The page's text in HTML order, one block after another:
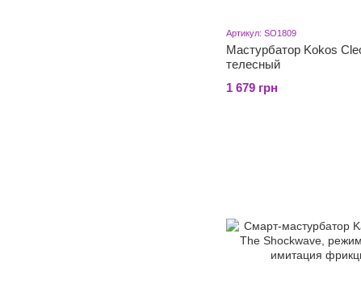
Артикул: SO1809
Мастурбатор Kokos
телесный
1 679 грн